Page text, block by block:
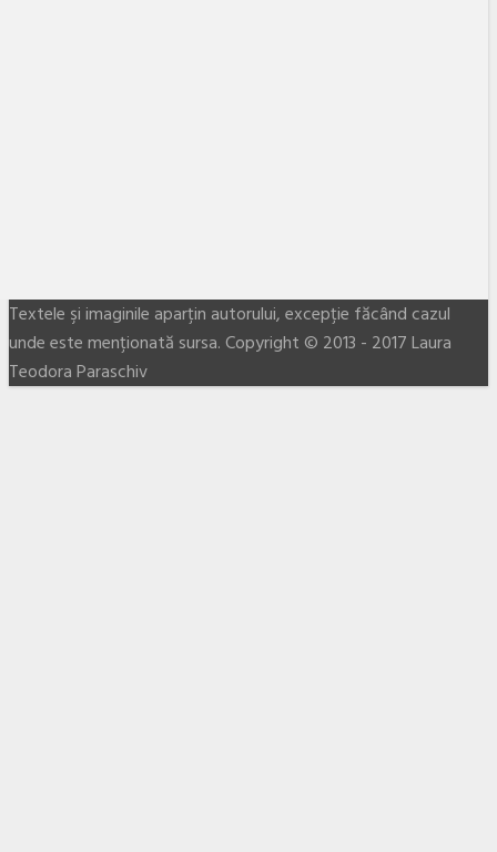
Textele şi imaginile aparţin autorului, excepţie făcând cazul
unde este menţionată sursa. Copyright © 2013 - 2017 Laura
Teodora Paraschiv